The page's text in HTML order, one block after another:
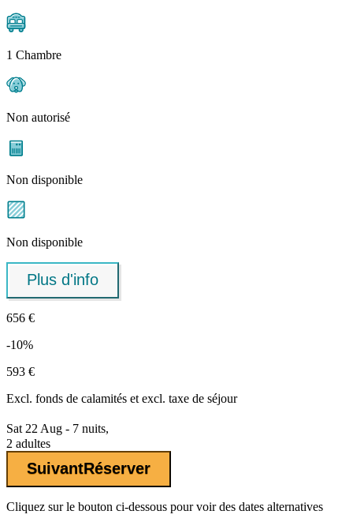
1 Chambre
Non autorisé
Non disponible
Non disponible
Plus d'info
656 €
-10%
593 €
Excl. fonds de calamités et excl. taxe de séjour
Sat 22 Aug - 7 nuits,
2 adultes
SuivantRéserver
Cliquez sur le bouton ci-dessous pour voir des dates alternatives